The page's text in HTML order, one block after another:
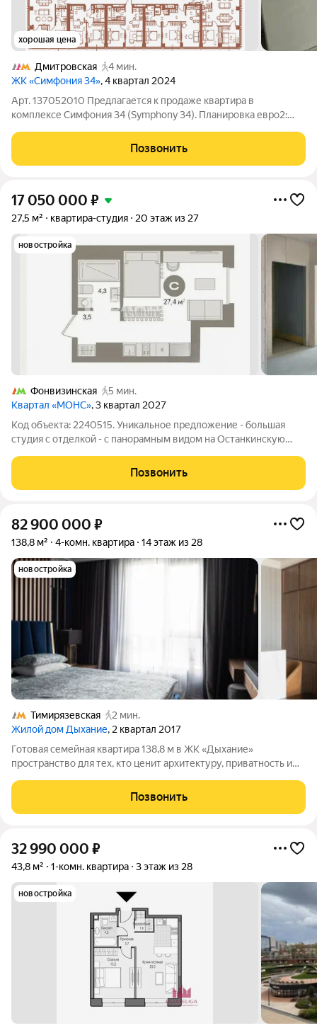
хорошая цена
Дмитровская
4 мин.
ЖК «Симфония 34», 4 квартал 2024
Арт. 137052010 Предлагается к продаже квартира в
комплексе Симфония 34 (Symphony 34). Планировка евро2:
с теплым алюминиевым профилем. Есть форточка. В квартиру
заведено оборудование под
Позвонить
17 050 000 ₽
27,5 м² квартира-студия 20 этаж из 27
новостройка
Фонвизинская
5 мин.
Квартал «МОНС», 3 квартал 2027
Код объекта: 2240515. Уникальное предложение - большая
студия с отделкой - с панорамным видом на Останкинскую
открывается панорама Москвы, Останкинская башня, ВДНХ!
Преимущества, о которых вы должны
Позвонить
82 900 000 ₽
138,8 м² 4-комн. квартира 14 этаж из 28
новостройка
Тимирязевская
2 мин.
Жилой дом Дыхание, 2 квартал 2017
Готовая семейная квартира 138,8 м в ЖК «Дыхание»
пространство для тех, кто ценит архитектуру, приватность и
панорамные окна и продуманное разделение общих и личных
зон. Планировка создавалась
Позвонить
32 990 000 ₽
43,8 м² 1-комн. квартира 3 этаж из 28
новостройка